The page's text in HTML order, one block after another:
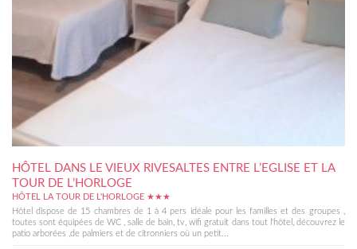
HÔTEL DANS LE VIEUX RIVESALTES ENTRE L’EGLISE ET LA
TOUR DE L’HORLOGE
HÔTEL LA TOUR DE L'HORLOGE ★★★
Hôtel dispose de 15 chambres de 1 à 4 pers idéale pour les familles et des groupes ,
toutes sont équipées de WC , salle de bain, tv, wifi gratuit dans tout l'hôtel, découvrez le
patio arborées ,de palmiers et de citronniers où un petit...